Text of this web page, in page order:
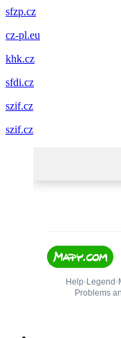
sfzp.cz
cz-pl.eu
khk.cz
sfdi.cz
szif.cz
szif.cz